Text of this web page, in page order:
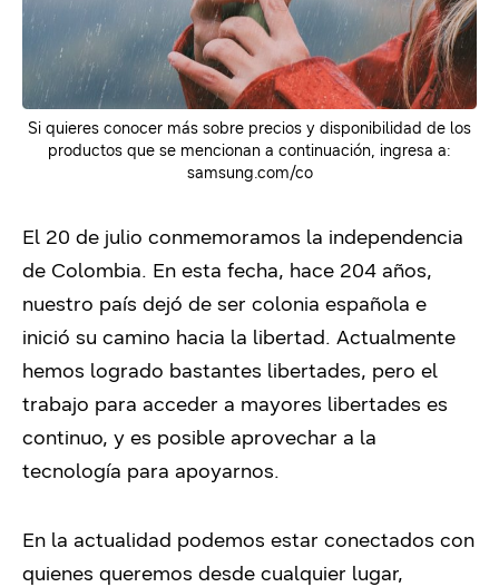
Si quieres conocer más sobre precios y disponibilidad de los
productos que se mencionan a continuación, ingresa a:
samsung.com/co
El 20 de julio conmemoramos la independencia
de Colombia. En esta fecha, hace 204 años,
nuestro país dejó de ser colonia española e
inició su camino hacia la libertad. Actualmente
hemos logrado bastantes libertades, pero el
trabajo para acceder a mayores libertades es
continuo, y es posible aprovechar a la
tecnología para apoyarnos.
En la actualidad podemos estar conectados con
quienes queremos desde cualquier lugar,